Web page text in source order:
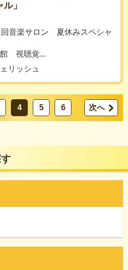
」
回音楽サロン 夏休みスペシャ
館 視聴覚...
リッシュ
4 5 6 次へ